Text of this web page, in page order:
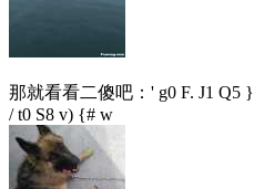
那就看看二傻吧： ' g0 F. J1 Q5
/ t0 S8 v) {# w